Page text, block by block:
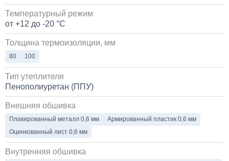
Температурный режим
от +12 до -20 °C
Толщина термоизоляции, мм
80 100
Тип утеплителя
Пенополиуретан (ППУ)
Внешняя обшивка
Плакированный металл 0,6 мм
Армированный пластик 0,6 мм
Оцинкованный лист 0,6 мм
Внутренняя обшивка